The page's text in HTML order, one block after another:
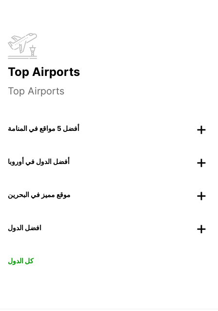
Top Airports
Top Airports
أفضل 5 مواقع في المنامة
أفضل الدول في أوروبا
موقع مميز في البحرين
افضل الدول
كل الدول